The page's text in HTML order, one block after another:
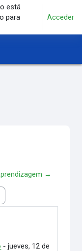
está
para
Acceder
→
-jueves, 12 de